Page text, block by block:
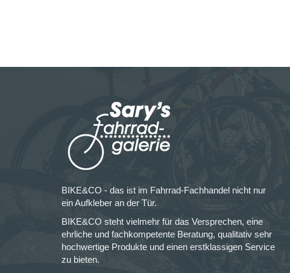
BIKE&CO - das ist im Fahrrad-Fachhandel nicht nur
ein Aufkleber an der Tür.
BIKE&CO steht vielmehr für das Versprechen, eine
ehrliche und fachkompetente Beratung, qualitativ sehr
hochwertige Produkte und einen erstklassigen Service
zu bieten.